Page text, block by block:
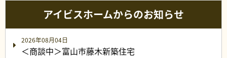
アイビスホームからのお知らせ
2026年08月04日
＜商談中＞富山市藤木新築住宅